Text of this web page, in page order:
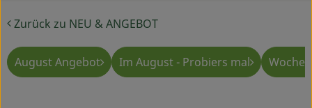
Ökokisten
Kochkisten
Zurück zu NEU & ANGEBOT
August Angebot Im August - Probiers mal